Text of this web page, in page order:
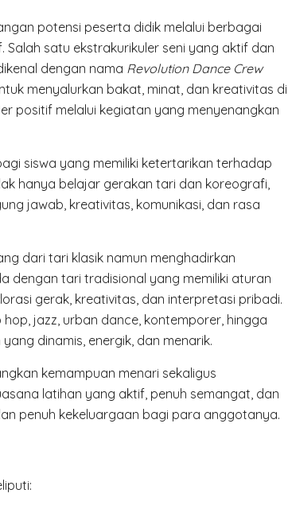
potensi peserta didik melalui berbagai
satu ekstrakurikuler seni yang aktif dan
dengan nama Revolution Dance Crew
menyalurkan bakat, minat, dan kreativitas di
positif melalui kegiatan yang menyenangkan
siswa yang memiliki ketertarikan terhadap
hanya belajar gerakan tari dan koreografi,
jawab, kreativitas, komunikasi, dan rasa
dari tari klasik namun menghadirkan
dengan tari tradisional yang memiliki aturan
gerak, kreativitas, dan interpretasi pribadi.
jazz, urban dance, kontemporer, hingga
dinamis, energik, dan menarik.
kemampuan menari sekaligus
latihan yang aktif, penuh semangat, dan
penuh kekeluargaan bagi para anggotanya.